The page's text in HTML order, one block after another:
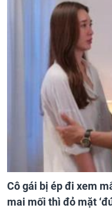
Cô gái bị ép đi xem
mai mối thì đỏ mặt